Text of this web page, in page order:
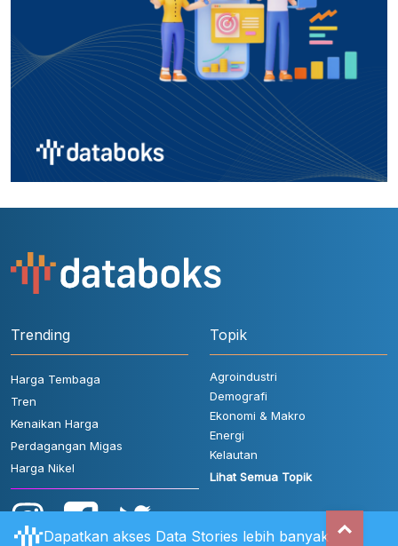
Trending
Harga Tembaga
Tren
Kenaikan Harga
Perdagangan Migas
Harga Nikel
Topik
Agroindustri
Demografi
Ekonomi & Makro
Energi
Kelautan
Lihat Semua Topik
Dapatkan akses Data Stories lebih banyak